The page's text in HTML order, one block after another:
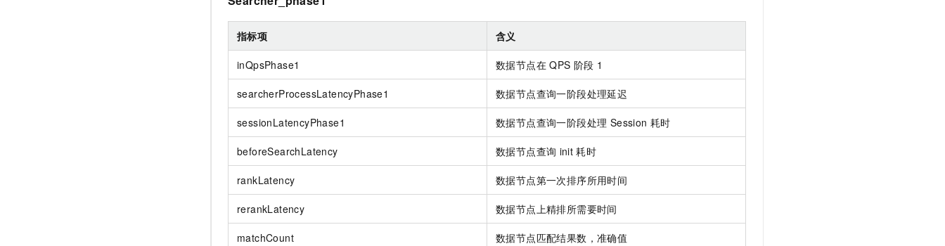
指标项 含义
inQpsPhase1 数据节点在 QPS 阶段 1
searcherProcessLatencyPhase1 数据节点查询一阶段处理延迟
sessionLatencyPhase1 数据节点查询一阶段处理 Session 耗时
beforeSearchLatency 数据节点查询 init 耗时
rankLatency 数据节点第一次排序所用时间
rerankLatency 数据节点上精排所需要时间
matchCount 数据节点匹配结果数，准确值